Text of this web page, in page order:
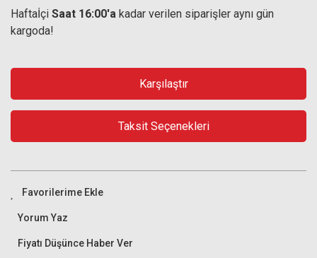
Haftaİçi Saat 16:00'a kadar verilen siparişler aynı gün
kargoda!
Karşılaştır
Taksit Seçenekleri
Yorum Yaz
Fiyatı Düşünce Haber Ver